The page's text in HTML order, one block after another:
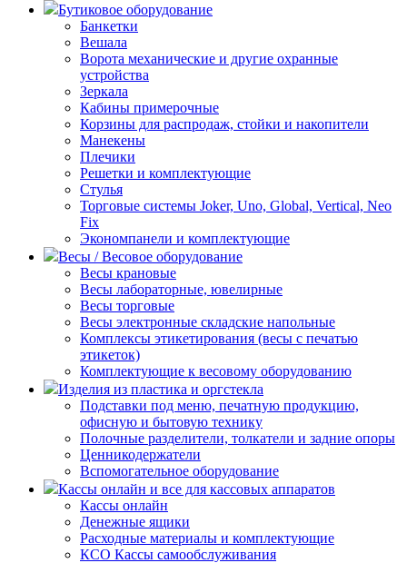
Бутиковое оборудование
Банкетки
Вешала
Ворота механические и другие охранные
устройства
Зеркала
Кабины примерочные
Корзины для распродаж, стойки и накопители
Манекены
Плечики
Решетки и комплектующие
Стулья
Торговые системы Joker, Uno, Global, Vertical, Neo
Fix
Экономпанели и комплектующие
Весы / Весовое оборудование
Весы крановые
Весы лабораторные, ювелирные
Весы торговые
Весы электронные складские напольные
Комплексы этикетирования (весы с печатью
этикеток)
Комплектующие к весовому оборудованию
Изделия из пластика и оргстекла
Подставки под меню, печатную продукцию,
офисную и бытовую технику
Полочные разделители, толкатели и задние опоры
Ценникодержатели
Вспомогательное оборудование
Кассы онлайн и все для кассовых аппаратов
Кассы онлайн
Денежные ящики
Расходные материалы и комплектующие
КСО Кассы самообслуживания